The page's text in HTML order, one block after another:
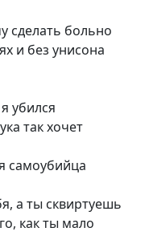
сделать больно
и без унисона
убился
так хочет
самоубийца
а ты сквиртуешь
как ты мало